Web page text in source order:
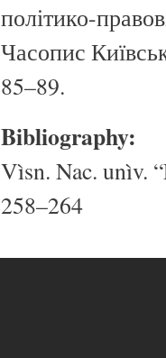
політико-
Часопис
85–89.
Bibliography:
Vìsn. Nac. unìv.
258–264